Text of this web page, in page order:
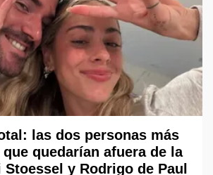
las dos personas más
quedarían afuera de la
Stoessel y Rodrigo de Paul